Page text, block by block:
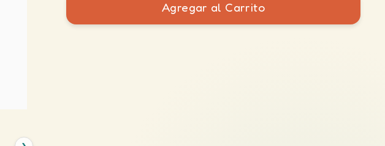
Agregar al Carrito